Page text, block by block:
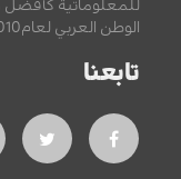
للمعلوماتية
الوطن العربي لعام2010,
تابعنا